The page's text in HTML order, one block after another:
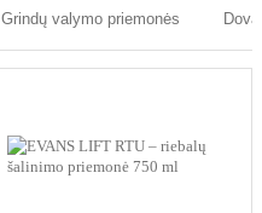
Grindų valymo priemonės